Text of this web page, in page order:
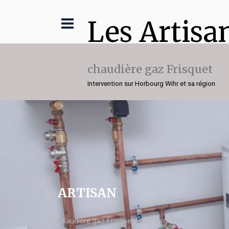
Les
chaudière gaz Frisquet
Intervention sur Horbourg Wihr et sa région
ARTISAN
chaudière gaz Frisquet Horbourg Wihr